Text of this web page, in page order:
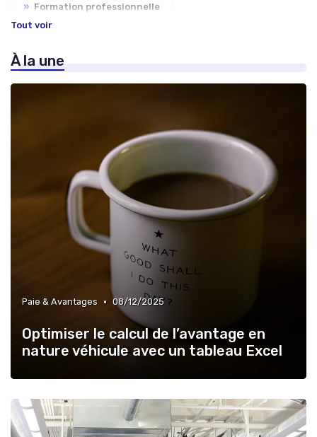
» Formation professionnelle
» Droit du travail
Tout voir
À la une
Paie & Avantages • 08/12/2025
Optimiser le calcul de l’avantage en
nature véhicule avec un tableau Excel